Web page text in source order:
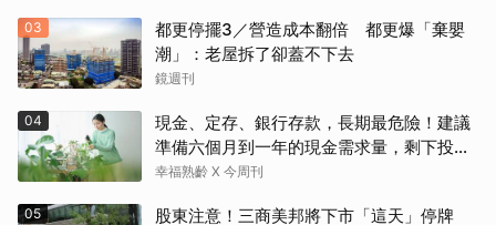
03
都更停擺3／營造成本翻倍 都更爆「棄嬰
潮」：老屋拆了卻蓋不下去
鏡週刊
04
現金、定存、銀行存款，長期最危險！建議
準備六個月到一年的現金需求量，剩下投資
這2個
幸福熟齡 X 今周刊
05
股東注意！三商美邦將下市「這天」停牌